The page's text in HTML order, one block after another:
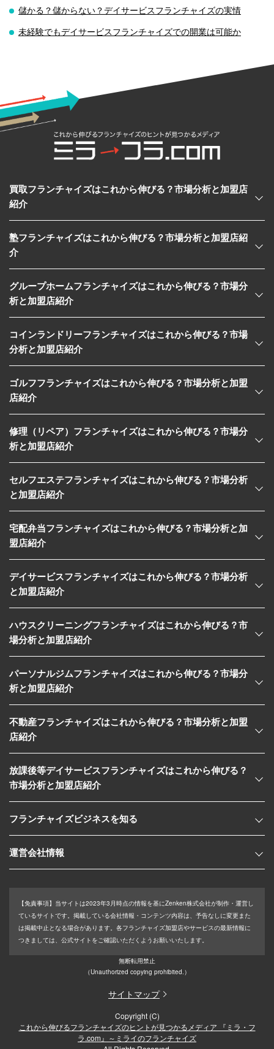
儲かる？儲からない？デイサービスフランチャイズの実情
未経験でもデイサービスフランチャイズでの開業は可能か
買取フランチャイズはこれから伸びる？市場分析と加盟店
紹介
塾フランチャイズはこれから伸びる？市場分析と加盟店紹
介
グループホームフランチャイズはこれから伸びる？市場分
析と加盟店紹介
コインランドリーフランチャイズはこれから伸びる？市場
分析と加盟店紹介
ゴルフフランチャイズはこれから伸びる？市場分析と加盟
店紹介
修理（リペア）フランチャイズはこれから伸びる？市場分
析と加盟店紹介
セルフエステフランチャイズはこれから伸びる？市場分析
と加盟店紹介
宅配弁当フランチャイズはこれから伸びる？市場分析と加
盟店紹介
デイサービスフランチャイズはこれから伸びる？市場分析
と加盟店紹介
ハウスクリーニングフランチャイズはこれから伸びる？市
場分析と加盟店紹介
パーソナルジムフランチャイズはこれから伸びる？市場分
析と加盟店紹介
不動産フランチャイズはこれから伸びる？市場分析と加盟
店紹介
放課後等デイサービスフランチャイズはこれから伸びる？
市場分析と加盟店紹介
フランチャイズビジネスを知る
運営会社情報
【免責事項】 当サイトは2023年3月時点の情報を基にZenken株式会社が制作・運営し
ているサイトです。掲載している会社情報・コンテンツ内容は、予告なしに変更また
は掲載中止となる場合があります。各フランチャイズ加盟店やサービスの最新情報に
つきましては、公式サイトをご確認いただくようお願いいたします。
無断転用禁止
（Unauthorized copying prohibited.）
サイトマップ
Copyright (C)
これから伸びるフランチャイズのヒントが見つかるメディア 『ミラ・フ
ラ.com』～ミライのフランチャイズ